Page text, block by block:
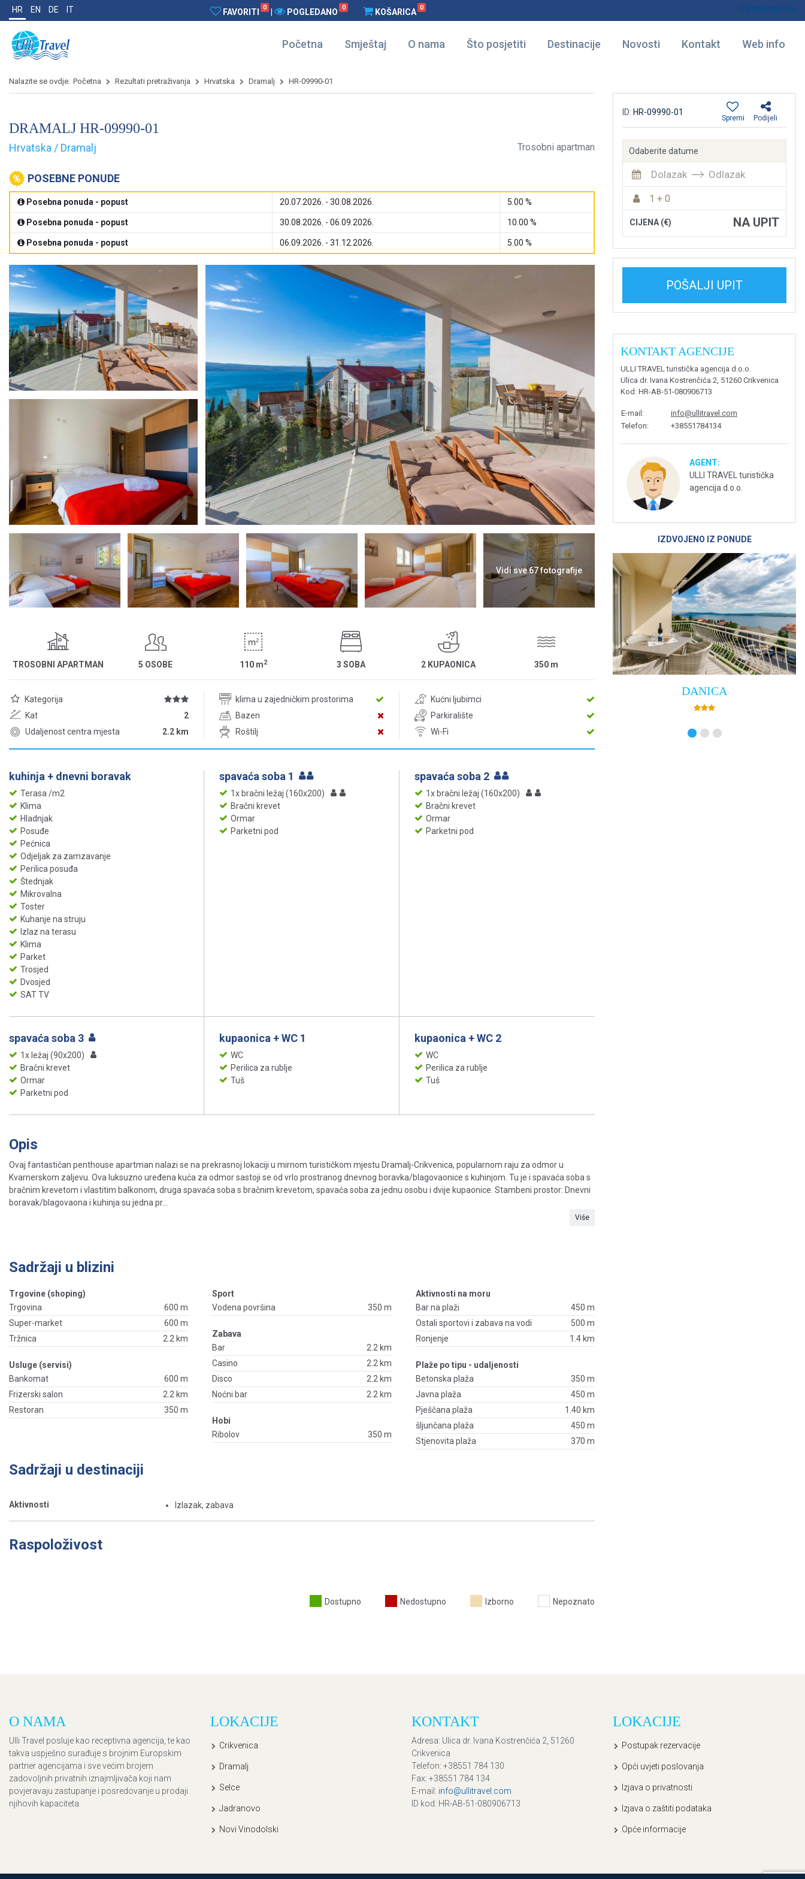
HR EN DE IT FAVORITI 0 POGLEDANO 0 KOŠARICA 0 Oglasi smještaj
Početna Smještaj O nama Što posjetiti Destinacije Novosti Kontakt Web info
Nalazite se ovdje: Početna Rezultati pretraživanja Hrvatska Dramalj HR-09990-01
DRAMALJ HR-09990-01
Hrvatska / Dramalj Trosobni apartman
POSEBNE PONUDE
Posebna ponuda - popust 20.07.2026. - 30.08.2026. 5.00 %
Posebna ponuda - popust 30.08.2026. - 06.09.2026. 10.00 %
Posebna ponuda - popust 06.09.2026. - 31.12.2026. 5.00 %
Vidi sve 67 fotografije
TROSOBNI APARTMAN 5 OSOBE 110 m2 3 SOBA 2 KUPAONICA 350 m
Kategorija klima u zajedničkim prostorima
Kućni ljubimci
Kat
2 Bazen
Parkiralište
Udaljenost centra mjesta
2.2 km Roštilj Wi-Fi
kuhinja + dnevni boravak
Terasa /m2
Klima
Hladnjak
Posuđe
Pećnica
Odjeljak za zamzavanje
Perilica posuđa
Štednjak
Mikrovalna
Toster
Kuhanje na struju
Izlaz na terasu
Klima
Parket
Trosjed
Dvosjed
SAT TV
spavaća soba 1
1x bračni ležaj (160x200)
Bračni krevet
Ormar
Parketni pod
spavaća soba 2
1x bračni ležaj (160x200)
Bračni krevet
Ormar
Parketni pod
spavaća soba 3
1x ležaj (90x200)
Bračni krevet
Ormar
Parketni pod
kupaonica + WC 1
WC
Perilica za rublje
Tuš
kupaonica + WC 2
WC
Perilica za rublje
Tuš
Opis
Ovaj fantastičan penthouse apartman nalazi se na prekrasnoj lokaciji u mirnom turističkom mjestu Dramalj-Crikvenica, popularnom raju za odmor u
Kvarnerskom zaljevu. Ova luksuzno uređena kuća za odmor sastoji se od vrlo prostranog dnevnog boravka/blagovaonice s kuhinjom. Tu je i spavaća soba s
bračnim krevetom i vlastitim balkonom, druga spavaća soba s bračnim krevetom, spavaća soba za jednu osobu i dvije kupaonice. Stambeni prostor: Dnevni
boravak/blagovaona i kuhinja su jedna pr...
Više
Sadržaji u blizini
Trgovine (shoping)
Trgovina
600 m
Super-market
600 m
Tržnica
2.2 km
Usluge (servisi)
Bankomat
600 m
Frizerski salon
2.2 km
Restoran
350 m
Sport
Vodena površina
350 m
Zabava
Bar
2.2 km
Casino
2.2 km
Disco
2.2 km
Noćni bar
2.2 km
Hobi
Ribolov
350 m
Aktivnosti na moru
Bar na plaži
450 m
Ostali sportovi i zabava na vodi
500 m
Ronjenje
1.4 km
Plaže po tipu - udaljenosti
Betonska plaža
350 m
Javna plaža
450 m
Pješčana plaža
1.40 km
šljunčana plaža
450 m
Stjenovita plaža
370 m
Sadržaji u destinaciji
Aktivnosti Izlazak, zabava
Raspoloživost
Dostupno Nedostupno Izborno Nepoznato
ID: HR-09990-01
Podijeli
Spremi
Odaberite datume
Dolazak Odlazak
1 + 0
CIJENA (€) NA UPIT
POŠALJI UPIT
KONTAKT AGENCIJE
ULLI TRAVEL turistička agencija d.o.o.
Ulica dr. Ivana Kostrenčića 2, 51260 Crikvenica
Kod : HR-AB-51-080906713
E-mail :
info@ullitravel.com
Telefon: +38551784134
AGENT:
ULLI TRAVEL turistička
agencija d.o.o.
IZDVOJENO IZ PONUDE
Villa Empress
O NAMA
Ulli Travel posluje kao receptivna agencija, te kao
takva uspješno surađuje s brojnim Europskim
partner agencijama i sve većim brojem
zadovoljnih privatnih iznajmljivača koji nam
povjeravaju zastupanje i posredovanje u prodaji
njihovih kapaciteta.
LOKACIJE
Crikvenica
Dramalj
Selce
Jadranovo
Novi Vinodolski
KONTAKT
Adresa: Ulica dr. Ivana Kostrenčića 2, 51260
Crikvenica
Telefon: +38551 784 130
Fax: +38551 784 134
E-mail : info@ullitravel.com
ID kod: HR-AB-51-080906713
LOKACIJE
Postupak rezervacije
Opći uvjeti poslovanja
Izjava o privatnosti
Izjava o zaštiti podataka
Opće informacije